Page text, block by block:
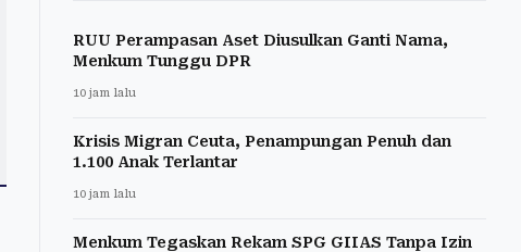
RUU Perampasan Aset Diusulkan Ganti Nama,
Menkum Tunggu DPR
10 jam lalu
Krisis Migran Ceuta, Penampungan Penuh dan
1.100 Anak Terlantar
10 jam lalu
Menkum Tegaskan Rekam SPG GIIAS Tanpa Izin